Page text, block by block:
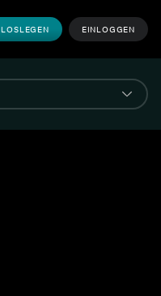
LOSLEGEN EINLOGGEN